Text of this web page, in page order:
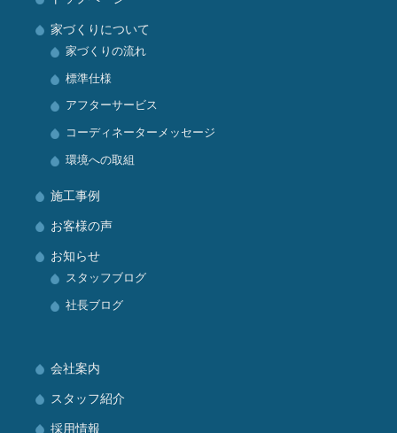
家づくりについて
家づくりの流れ
標準仕様
アフターサービス
コーディネーターメッセージ
環境への取組
施工事例
お客様の声
お知らせ
スタッフブログ
社長ブログ
会社案内
スタッフ紹介
採用情報